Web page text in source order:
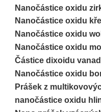
Nanočástice oxidu
Nanočástice oxidu
Nanočástice oxidu
Nanočástice oxidu
Částice dixoidu
Nanočástice oxidu
Prášek z
nanočástice oxidu